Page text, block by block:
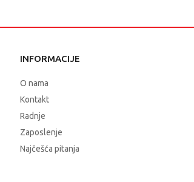
INFORMACIJE
O nama
Kontakt
Radnje
Zaposlenje
Najčešća pitanja